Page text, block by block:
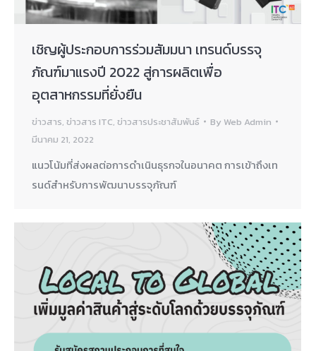
เชิญผู้ประกอบการร่วมสัมมนา เทรนด์บรรจุ
ภัณฑ์มาแรงปี 2022 สู่การผลิตเพื่อ
อุตสาหกรรมที่ยั่งยืน
ข่าวสาร, ข่าวสาร ITC, ข่าวสารประชาสัมพันธ์ By Web Admin
มีนาคม 21, 2022
แนวโน้มที่ส่งผลต่อการดำเนินธุรกจในอนาคต การเข้าถึงเท
รนด์สำหรับการพัฒนาบรรจุภัณฑ์